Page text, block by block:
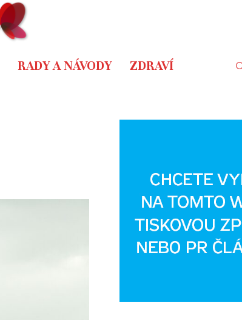
RADY A NÁVODY ZDRAVÍ